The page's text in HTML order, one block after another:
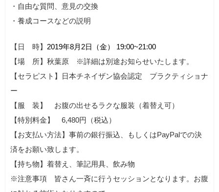
・自由な質問、意見の交換
・養成コースなどの説明
【日 時】 2019年8月2日（金）
19:00~21:00
【場 所】秋葉原 ※詳細は別途お知らせいたします。
【セラピスト】日本チネイザン協会認定 プラクティショナ
ー
【服 装】 お腹の出せるラクな服装（着替え可）
【特別料金】 6,480円（税込）
【お支払い方法】事前の銀行振込、もしくはPayPalでの決
済をお願い致します。
【持ち物】着替え、筆記用具、飲み物
※注意事項 皆さん一斉に行うセッションとなります。お腹